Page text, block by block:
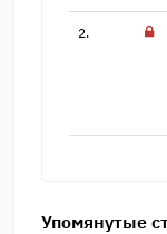
2.
Упомянутые